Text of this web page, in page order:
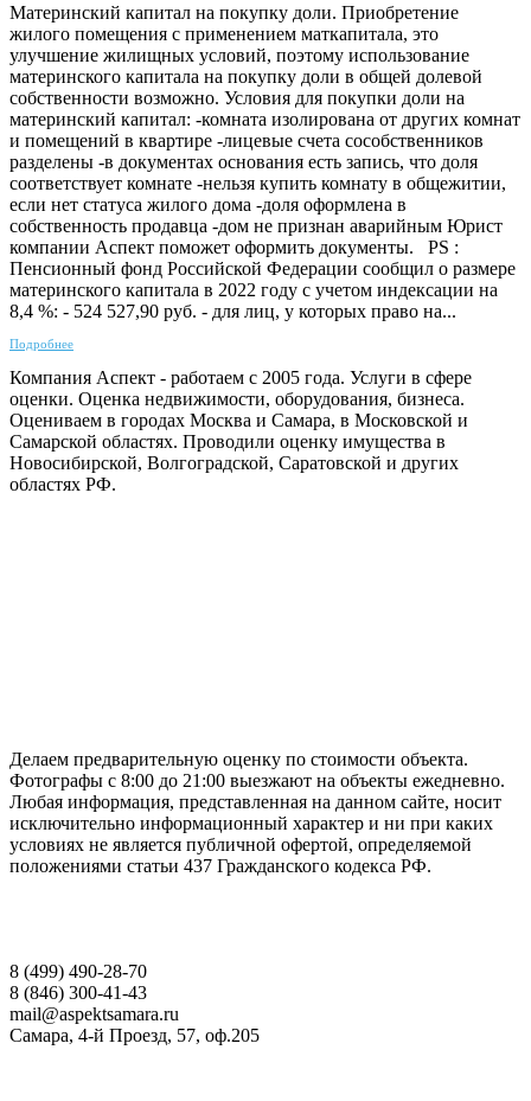
Материнский капитал на покупку доли. Приобретение
жилого помещения с применением маткапитала, это
улучшение жилищных условий, поэтому использование
материнского капитала на покупку доли в общей долевой
собственности возможно. Условия для покупки доли на
материнский капитал: -комната изолирована от других комнат
и помещений в квартире -лицевые счета сособственников
разделены -в документах основания есть запись, что доля
соответствует комнате -нельзя купить комнату в общежитии,
если нет статуса жилого дома -доля оформлена в
собственность продавца -дом не признан аварийным Юрист
компании Аспект поможет оформить документы. PS :
Пенсионный фонд Российской Федерации сообщил о размере
материнского капитала в 2022 году с учетом индексации на
8,4 %: - 524 527,90 руб. - для лиц, у которых право на...
Подробнее
Компания Аспект - работаем с 2005 года. Услуги в сфере
оценки. Оценка недвижимости, оборудования, бизнеса.
Оцениваем в городах Москва и Самара, в Московской и
Самарской областях. Проводили оценку имущества в
Новосибирской, Волгоградской, Саратовской и других
областях РФ.
Делаем предварительную оценку по стоимости объекта.
Фотографы с 8:00 до 21:00 выезжают на объекты ежедневно.
Любая информация, представленная на данном сайте, носит
исключительно информационный характер и ни при каких
условиях не является публичной офертой, определяемой
положениями статьи 437 Гражданского кодекса РФ.
8 (499) 490-28-70
8 (846) 300-41-43
mail@aspektsamara.ru
Самара, 4-й Проезд, 57, оф.205